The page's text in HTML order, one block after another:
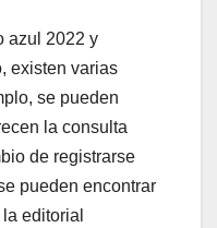
azul 2022 y
existen varias
se pueden
la consulta
de registrarse
pueden encontrar
editorial